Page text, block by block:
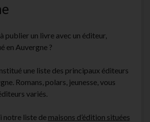
publier un livre avec un éditeur,
en Auvergne ?
une liste des principaux éditeurs
Romans, polars, jeunesse, vous
variés.
notre liste de maisons d’édition situées